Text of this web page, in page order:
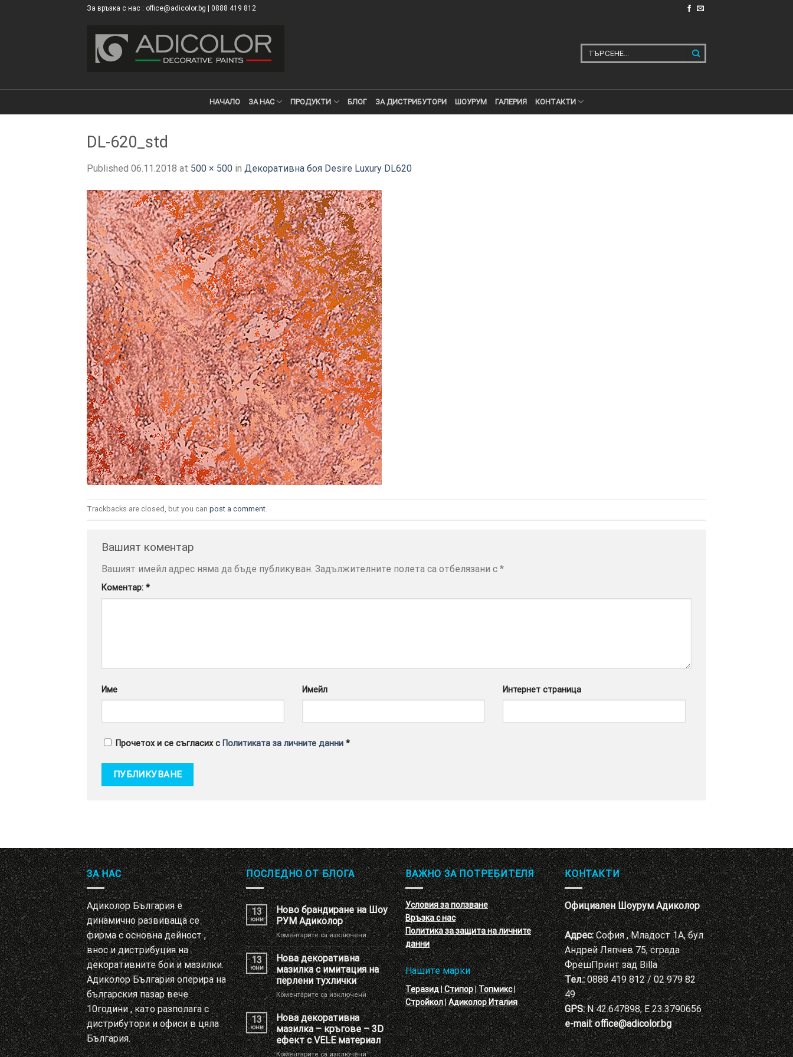
За връзка с нас : office@adicolor.bg | 0888 419 812
за:
НАЧАЛО ЗА НАС ПРОДУКТИ БЛОГ ЗА ДИСТРИБУТОРИ ШОУРУМ ГАЛЕРИЯ КОНТАКТИ
DL-620_std
Published 06.11.2018 at 500 × 500 in Декоративна боя Desire Luxury DL620
Trackbacks are closed, but you can post a comment
Вашият коментар
Вашият имейл адрес няма да бъде публикуван. Задължителните полета са отбелязани с *
Коментар: *
Име Имейл Интернет страница
Прочетох и се съгласих с Политиката за личните данни *
ЗА НАС
Адиколор България е
динамично развиваща се
фирма с основна дейност ,
внос и дистрибуция на
декоративните бои и мазилки.
Адиколор България оперира на
българския пазар вече
10години , като разполага с
дистрибутори и офиси в цяла
България.
ПОСЛЕДНО ОТ БЛОГА
13
юни
Ново брандиране на Шоу
РУМ Адиколор
Коментарите са изключениза
Ново
брандиране
на
Шоу
РУМ
Адиколор
13
юни
Нова декоративна
мазилка с имитация на
перлени тухлички
Коментарите са изключениза
Нова
декоративна
мазилка
с
имитация
на
13
юни
Нова декоративна
мазилка – кръгове – 3D
ефект с VELE материал
Коментарите са изключениза
ВАЖНО ЗА ПОТРЕБИТЕЛЯ
Условия за ползване
Връзка с нас
Политика за защита на личните
данни
Нашите марки
Теразид|Стипор|Топмикс|
Стройкол|Адиколор Италия
КОНТАКТИ
Официален Шоурум Адиколор
Адрес:София , Младост 1А, бул.
Андрей Ляпчев 75, сграда
ФрешПринт зад Billa
Тел.:0888 419 812 / 02 979 82
49
GPS:N 42.647898, E 23.3790656
e-mail: office@adicolor.bg
×
ТОЗИ САЙТ ИЗПОЛЗВА БИСКВИТКИ.
ПОВЕЧЕ ИНФОРМАЦИЯ МОЖЕТЕ ДА
НАМЕРИТЕ ТУК.
ОПЦИИ